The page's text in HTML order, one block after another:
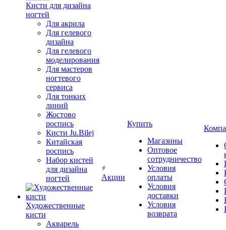
Кисти для дизайна
ногтей
Для акрила
Для гелевого
дизайна
Для гелевого
моделирования
Для мастеров
ногтевого
сервиса
Для тонких
линий
Жостово
роспись
Кисти Ju.Bilej
Китайская
роспись
Набор кистей
для дизайна
ногтей
Художественные
кисти
Акварель
Акции
Купить
Магазины
Оптовое
сотрудничество
Условия
оплаты
Условия
доставки
Условия
возврата